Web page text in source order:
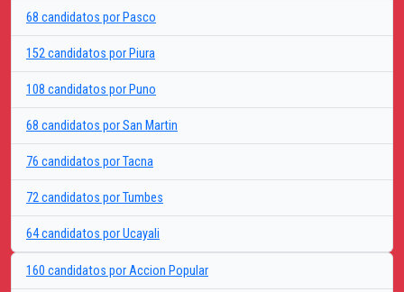
68 candidatos por Pasco
152 candidatos por Piura
108 candidatos por Puno
68 candidatos por San Martin
76 candidatos por Tacna
72 candidatos por Tumbes
64 candidatos por Ucayali
160 candidatos por Accion Popular